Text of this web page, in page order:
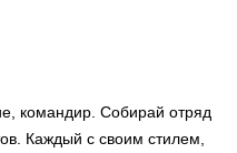
командир. Собирай отряд
Каждый с своим стилем,